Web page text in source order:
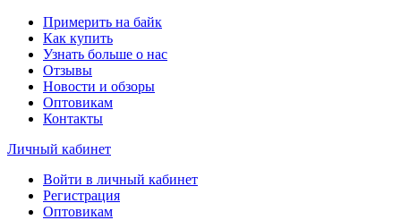
Примерить на байк
Как купить
Узнать больше о нас
Отзывы
Новости и обзоры
Оптовикам
Контакты
Личный кабинет
Войти в личный кабинет
Регистрация
Оптовикам